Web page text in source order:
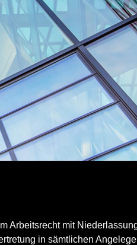
Arbeitsrecht mit
in sämtlichen